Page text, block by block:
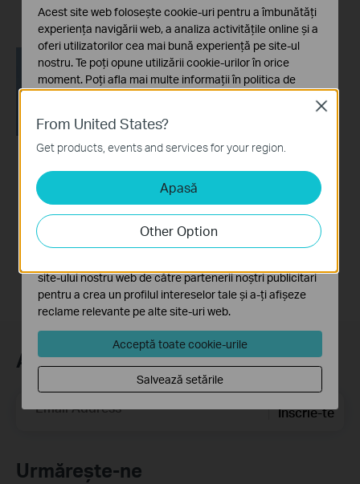
How to Resolve
Double NAT using
Starlink
Abonează-te
Email Address Înscrie-te
Urmărește-ne
From United States?
Get products, events and services for your region.
Apasă
Other Option
Close
Acest site web folosește cookie-uri pentru a îmbunătăți
experiența navigării web, a analiza activitățile online și a
oferi utilizatorilor cea mai bună experiență pe site-ul
nostru. Te poți opune utilizării cookie-urilor în orice
moment. Poți afla mai multe informații în politica de
Cookie-uri de bază
Aceste cookie-uri sunt necesare pentru funcționarea
site-ului web și nu pot fi dezactivate în sistemele tale
Cookie-uri de analiză și marketing
Cookie-urile de analiză ne permit să analizăm activitățile
tale de pe site-ul nostru web a îmbunătăți și ajusta
funcționalitatea site-ului.
site-ului nostru web de către partenerii noștri publicitari
pentru a crea un profilul intereselor tale și a-ți afișeze
reclame relevante pe alte site-uri web.
Acceptă toate cookie-urile
Salvează setările